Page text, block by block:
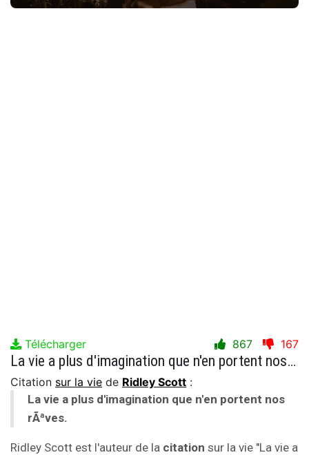
Télécharger 867 167
La vie a plus d'imagination que n'en portent nos rÃªves.
Citation sur la vie de Ridley Scott :
La vie a plus d'imagination que n'en portent nos
rÃªves.
Ridley Scott est l'auteur de la citation sur la vie "La vie a